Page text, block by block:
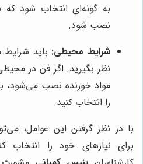
به گونه‌ای انتخاب شود
نصب شود.
شرایط محیطی: باید
نظر بگیرید. اگر فن در
مواد خورنده نصب می‌شود،
را انتخاب کنید.
برای نیازهای خود را انتخاب